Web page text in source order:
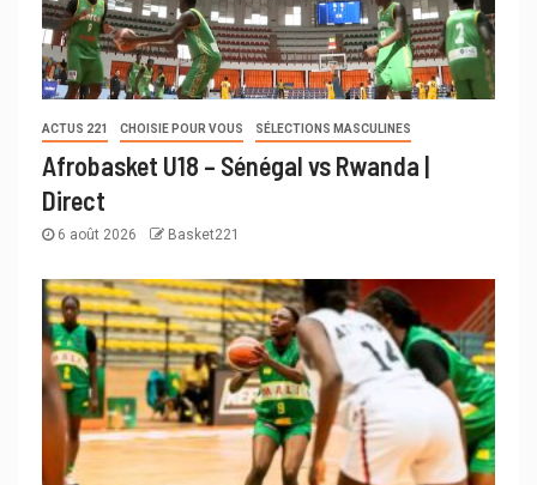
ACTUS 221 CHOISIE POUR VOUS SÉLECTIONS MASCULINES
Afrobasket U18 – Sénégal vs Rwanda |
Direct
6 août 2026 Basket221